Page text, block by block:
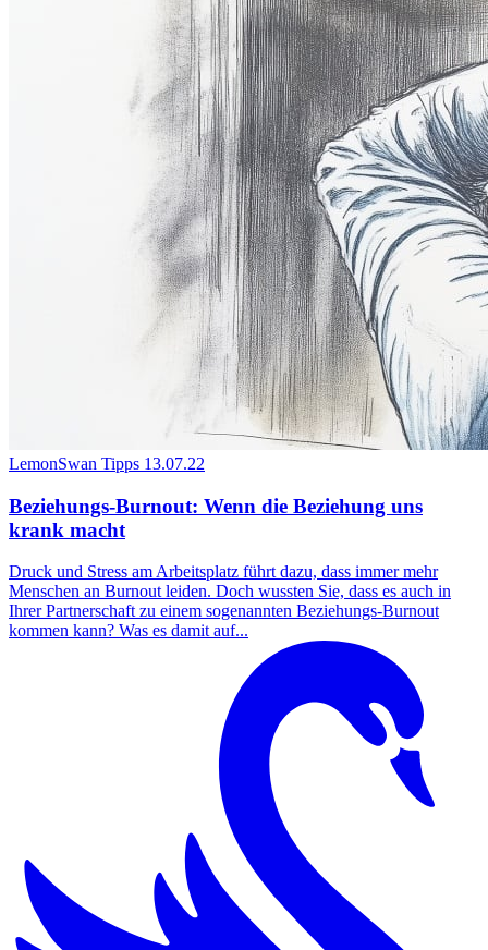
LemonSwan Tipps 13.07.22
Beziehungs-Burnout: Wenn die Beziehung uns
krank macht
Druck und Stress am Arbeitsplatz führt dazu, dass immer mehr
Menschen an Burnout leiden. Doch wussten Sie, dass es auch in
Ihrer Partnerschaft zu einem sogenannten Beziehungs-Burnout
kommen kann? Was es damit auf...